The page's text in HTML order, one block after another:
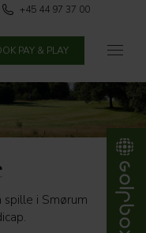
+45 44 97 37 00
PAY & PLAY
spille i Smørum